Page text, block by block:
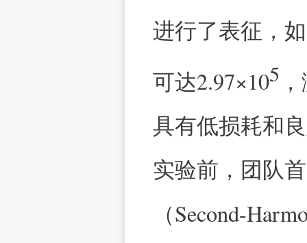
进行了表征，
可达2.97×105 ，
具有低损耗和
实验前，团队
（Second-